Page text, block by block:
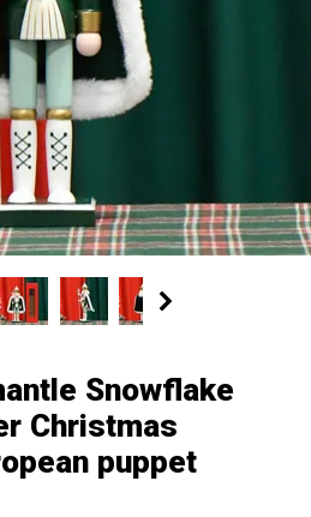
Snowflake
Christmas
puppet